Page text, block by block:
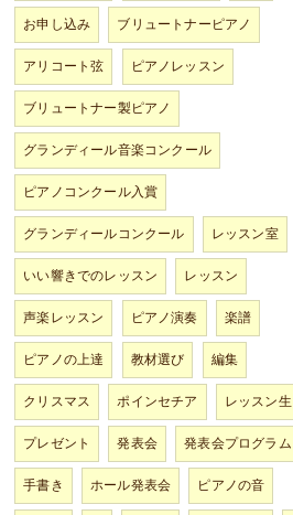
お申し込み
ブリュートナーピアノ
アリコート弦
ピアノレッスン
ブリュートナー製ピアノ
グランディール音楽コンクール
ピアノコンクール入賞
グランディールコンクール
レッスン室
いい響きでのレッスン
レッスン
声楽レッスン
ピアノ演奏
楽譜
ピアノの上達
教材選び
編集
クリスマス
ポインセチア
レッスン生
プレゼント
発表会
発表会プログラム
手書き
ホール発表会
ピアノの音